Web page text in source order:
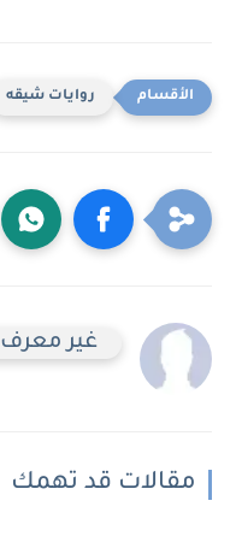
روايات شيقه
غير معرف
مقالات قد تهمك